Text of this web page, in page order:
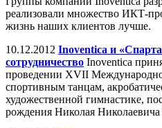
реализовали множество ИКТ-
жизнь наших клиентов лучше.
10.12.2012 Inoventica и
сотрудничество Inoventica
проведении XVII
спортивным танцам,
художественной гимнастике,
рождения Николая Николаевича